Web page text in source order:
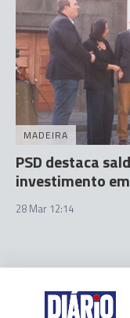
MADEIRA
PSD destaca
investimento
28 Mar 12:14